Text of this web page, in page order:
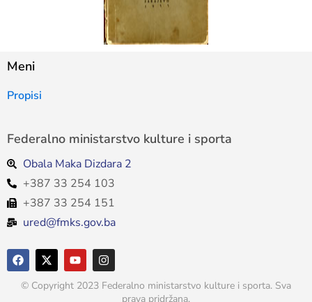
Meni
Propisi
Federalno ministarstvo kulture i sporta
Obala Maka Dizdara 2
+387 33 254 103
+387 33 254 151
ured@fmks.gov.ba
© Copyright 2023 Federalno ministarstvo kulture i sporta. Sva
prava pridržana.